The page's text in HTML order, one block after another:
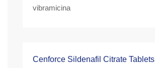
vibramicina
Cenforce Sildenafil Citrate Tablets